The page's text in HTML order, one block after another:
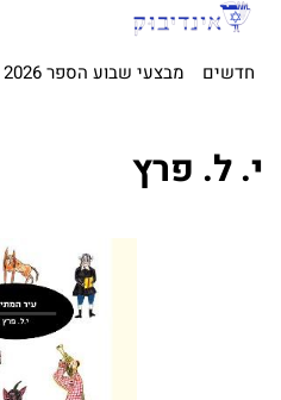
חדשים מבצעי שבוע הספר 2026
י. ל. פרץ